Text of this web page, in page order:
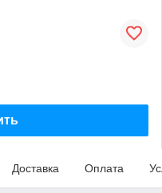
Доставка Оплата